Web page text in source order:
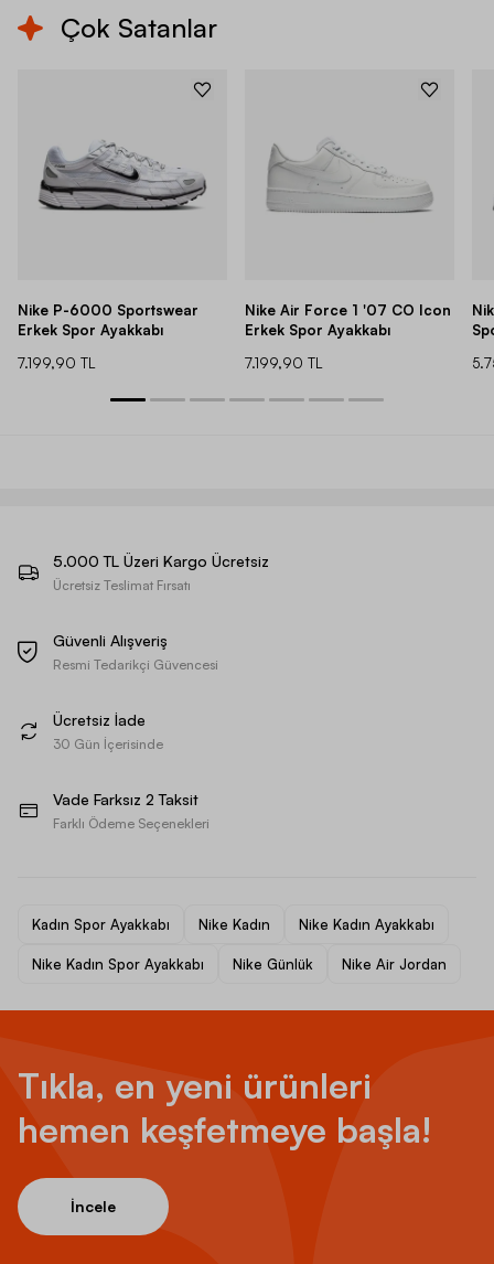
Çok Satanlar
Nike P-6000 Sportswear
Erkek Spor Ayakkabı
7.199,90 TL
Nike Air Force 1 '07 CO Icon
Erkek Spor Ayakkabı
7.199,90 TL
5.000 TL Üzeri Kargo Ücretsiz
Ücretsiz Teslimat Fırsatı
Güvenli Alışveriş
Resmi Tedarikçi Güvencesi
Ücretsiz İade
30 Gün İçerisinde
Vade Farksız 2 Taksit
Farklı Ödeme Seçenekleri
Kadın Spor Ayakkabı Nike Kadın Nike Kadın Ayakkabı
Nike Kadın Spor Ayakkabı Nike Günlük Nike Air Jordan
Tıkla, en yeni ürünleri
hemen keşfetmeye başla!
İncele